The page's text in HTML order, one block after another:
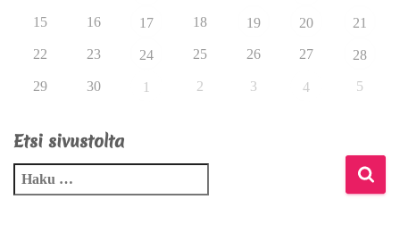
15 16 17 18 19 20 21
22 23 24 25 26 27 28
29 30 1 2 3 4 5
Etsi sivustolta